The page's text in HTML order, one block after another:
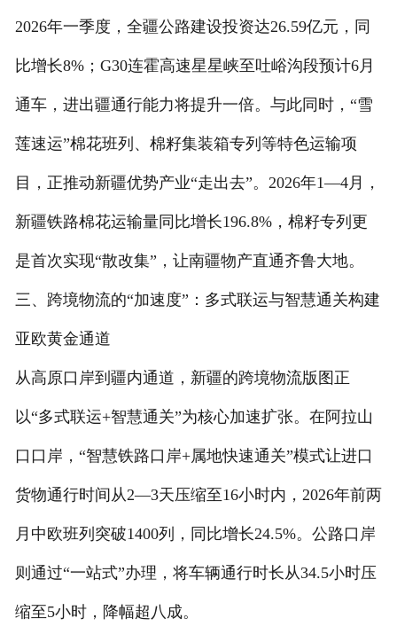
2026年一季度，全疆公路建设投资达26.59亿元，同
比增长8%；G30连霍高速星星峡至吐峪沟段预计6月
通车，进出疆通行能力将提升一倍。与此同时，“雪
莲速运”棉花班列、棉籽集装箱专列等特色运输项
目，正推动新疆优势产业“走出去”。2026年1—4月，
新疆铁路棉花运输量同比增长196.8%，棉籽专列更
是首次实现“散改集”，让南疆物产直通齐鲁大地。
三、跨境物流的“加速度”：多式联运与智慧通关构建
亚欧黄金通道
从高原口岸到疆内通道，新疆的跨境物流版图正
以“多式联运+智慧通关”为核心加速扩张。在阿拉山
口口岸，“智慧铁路口岸+属地快速通关”模式让进口
货物通行时间从2—3天压缩至16小时内，2026年前两
月中欧班列突破1400列，同比增长24.5%。公路口岸
则通过“一站式”办理，将车辆通行时长从34.5小时压
缩至5小时，降幅超八成。